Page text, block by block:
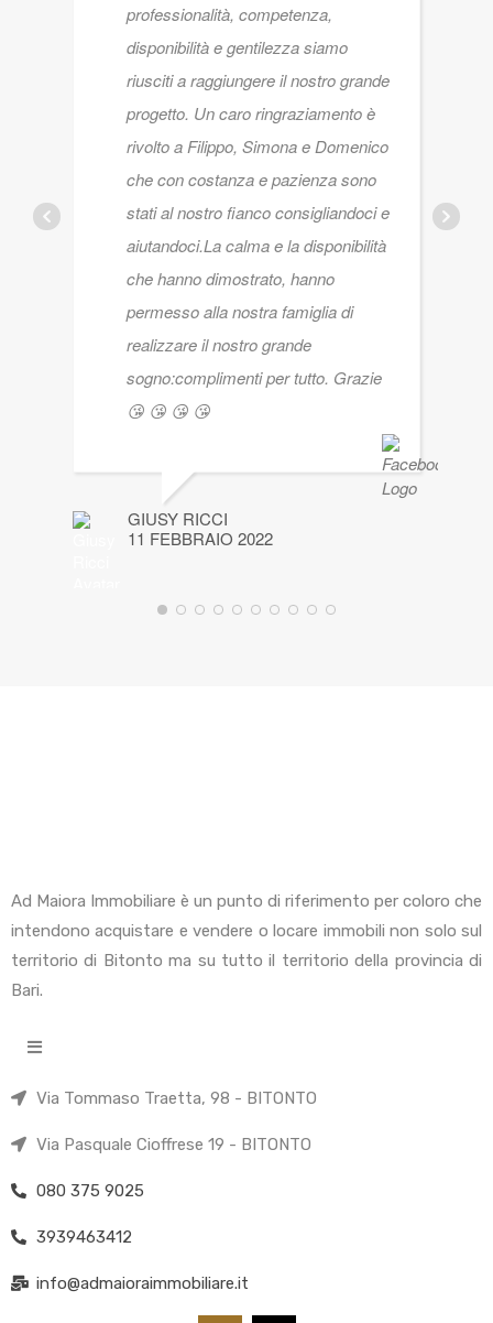
professionalità, competenza,
disponibilità e gentilezza siamo
riusciti a raggiungere il nostro grande
progetto. Un caro ringraziamento è
rivolto a Filippo, Simona e Domenico
che con costanza e pazienza sono
stati al nostro fianco consigliandoci e
aiutandoci.La calma e la disponibilità
che hanno dimostrato, hanno
permesso alla nostra famiglia di
realizzare il nostro grande
sogno:complimenti per tutto. Grazie
😘 😘 😘 😘
GIUSY RICCI
11 FEBBRAIO 2022
Ad Maiora Immobiliare è un punto di riferimento per coloro che
intendono acquistare e vendere o locare immobili non solo sul
territorio di Bitonto ma su tutto il territorio della provincia di
Bari.
Via Tommaso Traetta, 98 - BITONTO
Via Pasquale Cioffrese 19 - BITONTO
080 375 9025
3939463412
info@admaioraimmobiliare.it